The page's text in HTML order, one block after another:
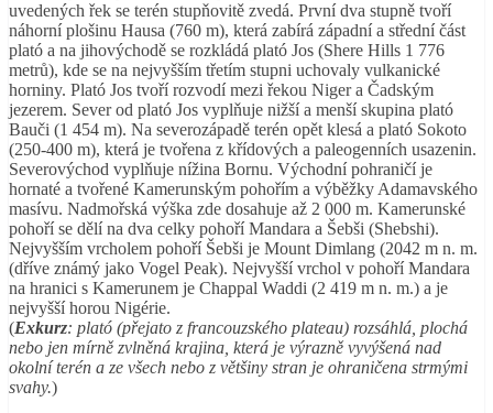
uvedených řek se terén stupňovitě zvedá. První dva stupně tvoří
náhorní plošinu Hausa (760 m), která zabírá západní a střední část
plató a na jihovýchodě se rozkládá plató Jos (Shere Hills 1 776
metrů), kde se na nejvyšším třetím stupni uchovaly vulkanické
horniny. Plató Jos tvoří rozvodí mezi řekou Niger a Čadským
jezerem. Sever od plató Jos vyplňuje nižší a menší skupina plató
Bauči (1 454 m). Na severozápadě terén opět klesá a plató Sokoto
(250-400 m), která je tvořena z křídových a paleogenních usazenin.
Severovýchod vyplňuje nížina Bornu. Východní pohraničí je
hornaté a tvořené Kamerunským pohořím a výběžky Adamavského
masívu. Nadmořská výška zde dosahuje až 2 000 m. Kamerunské
pohoří se dělí na dva celky pohoří Mandara a Šebši (Shebshi).
Nejvyšším vrcholem pohoří Šebši je Mount Dimlang (2042 m n. m.
(dříve známý jako Vogel Peak). Nejvyšší vrchol v pohoří Mandara
na hranici s Kamerunem je Chappal Waddi (2 419 m n. m.) a je
nejvyšší horou Nigérie.
(Exkurz: plató (přejato z francouzského plateau) rozsáhlá, plochá
nebo jen mírně zvlněná krajina, která je výrazně vyvýšená nad
okolní terén a ze všech nebo z většiny stran je ohraničena strmými
svahy.)